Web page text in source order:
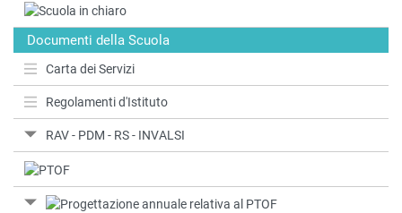
Documenti della Scuola
Carta dei Servizi
Regolamenti d'Istituto
RAV - PDM - RS - INVALSI